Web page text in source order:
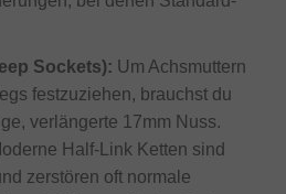
Sockets): Um Achsmuttern
festzuziehen, brauchst du
verlängerte 17mm Nuss.
Half-Link Ketten sind
zerstören oft normale